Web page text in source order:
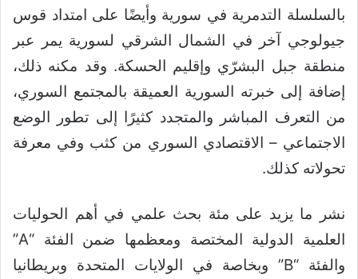
بالسلسلة التدمرية في سورية وأيضًا على امتداد قوس
جيولوجي آخر في الشمال الشرقي لسورية يمر عبر
منطقة جبل البشرّي وإقليم الحسكة. وقد مكنه ذلك،
إضافة إلى خبرته السورية العميقة بالمجتمع السوري،
من التعرف المباشر والمتجدد كثيرًا إلى تطور الوضع
الاجتماعي – الاقتصادي السوري من كثب وفي معرفة
تحولاته كذلك.
نشر ما يزيد على مئة بحث علمي في أهم الحوليات
العلمية الدولية المختصة ومعظمها ضمن الفئة “A”
والفئة “B” وبخاصة في الولايات المتحدة وبريطانيا